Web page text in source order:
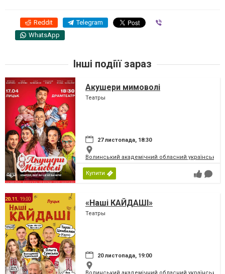
Reddit Telegram
WhatsApp
Інші подіїї зараз
Акушери мимоволі
Театры
27 листопада, 18:30
Волинський академічний обласний
Купити
«Наші КАЙДАШІ»
Театры
20 листопада, 19:00
Волинський академічний обласний